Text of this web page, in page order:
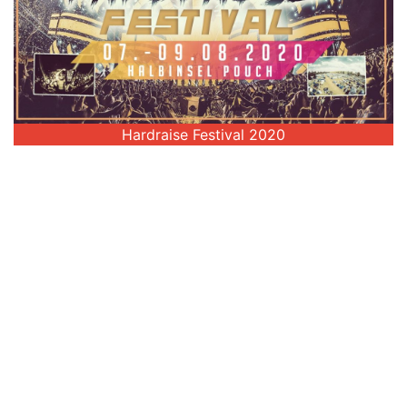
Hardraise Festival 2020